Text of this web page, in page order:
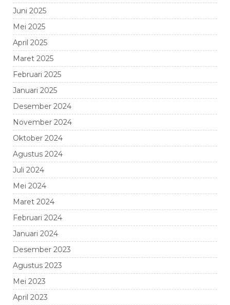
Juni 2025
Mei 2025
April 2025
Maret 2025
Februari 2025
Januari 2025
Desember 2024
November 2024
Oktober 2024
Agustus 2024
Juli 2024
Mei 2024
Maret 2024
Februari 2024
Januari 2024
Desember 2023
Agustus 2023
Mei 2023
April 2023